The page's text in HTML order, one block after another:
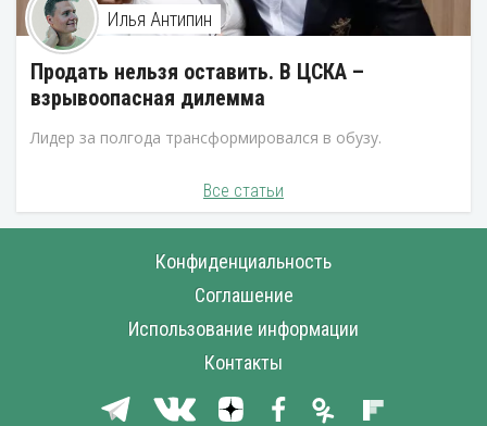
Илья Антипин
Продать нельзя оставить. В ЦСКА –
взрывоопасная дилемма
Лидер за полгода трансформировался в обузу.
Все статьи
Конфиденциальность
Соглашение
Использование информации
Контакты